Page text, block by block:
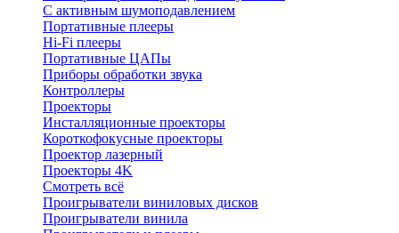
С активным шумоподавлением
Портативные плееры
Hi-Fi плееры
Портативные ЦАПы
Приборы обработки звука
Контроллеры
Проекторы
Инсталляционные проекторы
Короткофокусные проекторы
Проектор лазерный
Проекторы 4K
Смотреть всё
Проигрыватели виниловых дисков
Проигрыватели винила